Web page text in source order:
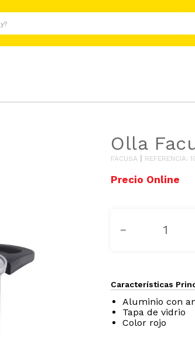
Olla
FACUSA REFERENCIA:
－
Características
Aluminio con
Tapa de vidrio
Color rojo